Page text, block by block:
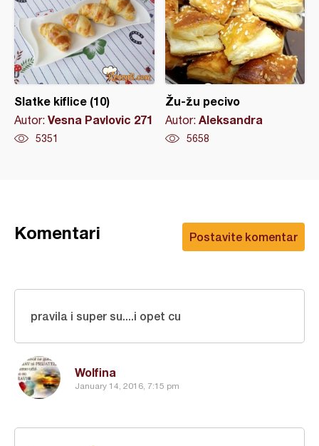
Slatke kiflice (10)
Autor: Vesna Pavlovic 271
5351
Žu-žu pecivo
Autor: Aleksandra
5658
Postavite komentar
Komentari
Wolfina
January 14, 2016, 7:15 pm
pravila i super su....i opet cu